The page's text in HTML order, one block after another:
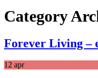
Category
Forever Living –
12 apr